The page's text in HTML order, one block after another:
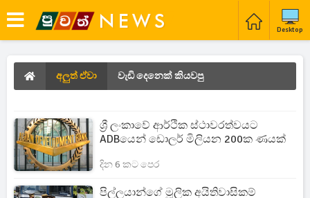
Desktop
අලුත් ඒවා වැඩි දෙනෙක් කියවපු
ශ්‍රී ලංකාවේ ආර්ථික ස්ථාවරත්වයට
ADBයෙන් ඩොලර් මිලියන 200ක ණයක්
දින 6 කට පෙර
පිල්ලයාන්ගේ මූලික අයිතිවාසිකම්